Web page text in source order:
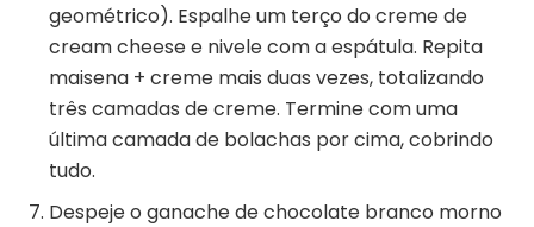
geométrico). Espalhe um terço do creme de
cream cheese e nivele com a espátula. Repita
maisena + creme mais duas vezes, totalizando
três camadas de creme. Termine com uma
última camada de bolachas por cima, cobrindo
tudo.
Despeje o ganache de chocolate branco morno